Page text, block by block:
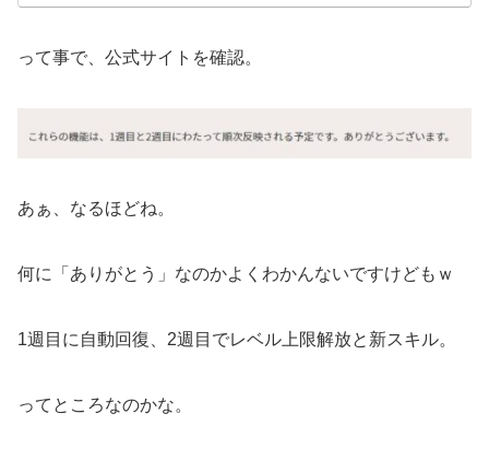
って事で、公式サイトを確認。
あぁ、なるほどね。
何に「ありがとう」なのかよくわかんないですけどもｗ
1週目に自動回復、2週目でレベル上限解放と新スキル。
ってところなのかな。